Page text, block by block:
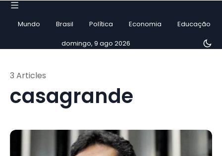
Mundo Brasil Política Economia Educação
domingo, 9 ago 2026
casagrande
3 Articles